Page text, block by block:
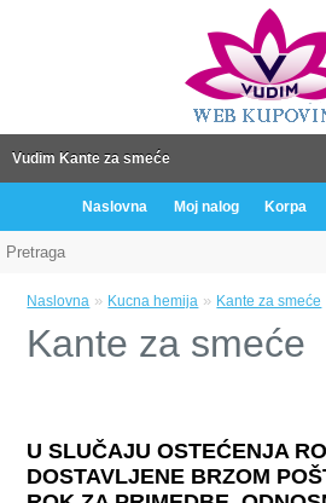
Vudim Kante za smeće
Naslovna Moj nalog Korpa
Naslovna » Kucna hemija » Kante za smeće
Kante za smeće
U SLUČAJU OSTEĆENJA
DOSTAVLJENE BRZOM